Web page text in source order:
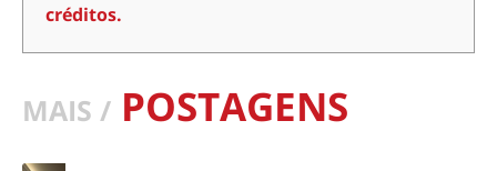
créditos.
MAIS / POSTAGENS